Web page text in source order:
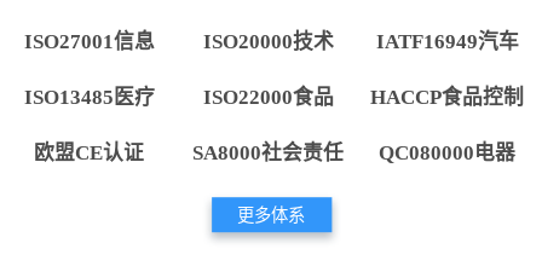
ISO27001信息 ISO20000技术 IATF16949汽车
ISO13485医疗 ISO22000食品 HACCP食品控制
欧盟CE认证 SA8000社会责任 QC080000电器
更多体系